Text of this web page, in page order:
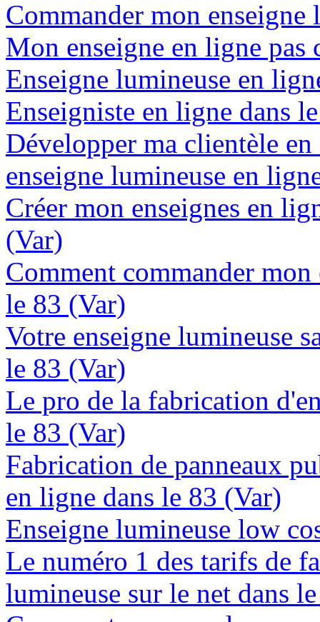
Commander mon
Mon enseigne en ligne pas
Enseigne lumineuse en
Enseigniste en ligne dans
Développer ma clientèle
enseigne lumineuse en
Créer mon enseignes en
(Var)
Comment commander
le 83 (Var)
Votre enseigne lumineuse
le 83 (Var)
Le pro de la fabrication
le 83 (Var)
Fabrication de panneaux
en ligne dans le 83 (Var)
Enseigne lumineuse low
Le numéro 1 des tarifs de
lumineuse sur le net dans